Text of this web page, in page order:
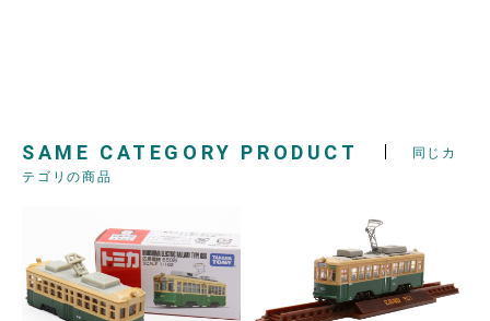
SAME CATEGORY PRODUCT
同じカ
テゴリの商品